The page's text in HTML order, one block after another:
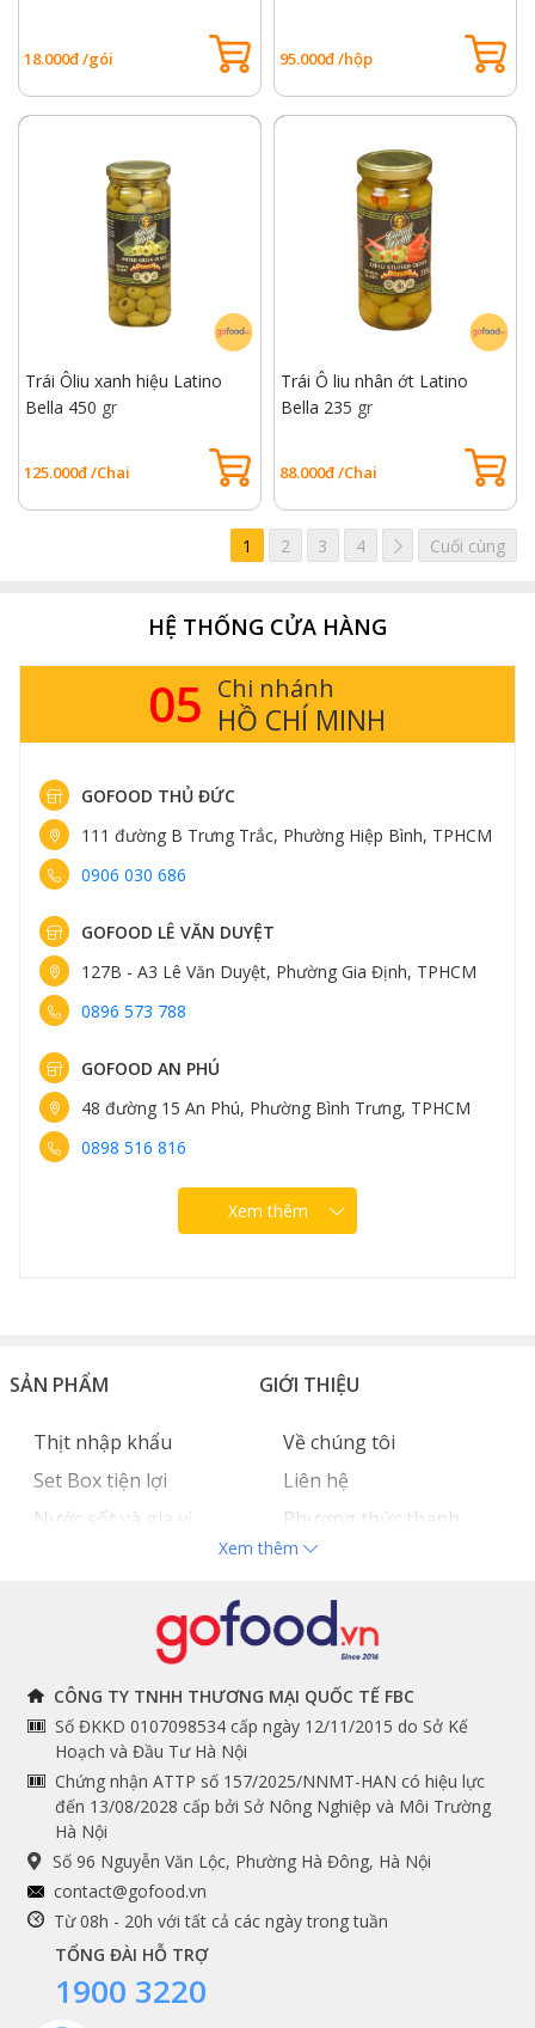
18.000đ /gói 95.000đ /hộp
Trái Ôliu xanh hiệu Latino
Bella 450 gr
125.000đ /Chai
Trái Ô liu nhân ớt Latino
Bella 235 gr
88.000đ /Chai
1 2 3 4 TiếpCuối cùng
HỆ THỐNG CỬA HÀNG
05 Chi nhánh
HỒ CHÍ MINH
GOFOOD THỦ ĐỨC
111 đường B Trưng Trắc, Phường Hiệp Bình, TPHCM
0906 030 686
GOFOOD LÊ VĂN DUYỆT
127B - A3 Lê Văn Duyệt, Phường Gia Định, TPHCM
0896 573 788
GOFOOD AN PHÚ
48 đường 15 An Phú, Phường Bình Trưng, TPHCM
0898 516 816
Xem thêm
SẢN PHẨM
Thịt nhập khẩu
Set Box tiện lợi
Nước sốt và gia vị
GIỚI THIỆU
Về chúng tôi
Liên hệ
Phương thức thanh
toán
Tuyển dụng
THÔNG TIN
Chính sách và quy định
chung
Hướng dẫn đặt hàng
Cam kết chất lượng
THEO DÕI NGAY
Facebook
Instagram
Youtube
Tiktok
Shopee
DỊCH VỤ
Xem thêm
CÔNG TY TNHH THƯƠNG MẠI QUỐC TẾ FBC
Số ĐKKD 0107098534 cấp ngày 12/11/2015 do Sở Kế
Hoạch và Đầu Tư Hà Nội
Chứng nhận ATTP số 157/2025/NNMT-HAN có hiệu lực
đến 13/08/2028 cấp bởi Sở Nông Nghiệp và Môi Trường
Hà Nội
Số 96 Nguyễn Văn Lộc, Phường Hà Đông, Hà Nội
contact@gofood.vn
Từ 08h - 20h với tất cả các ngày trong tuần
TỔNG ĐÀI HỖ TRỢ
1900 3220